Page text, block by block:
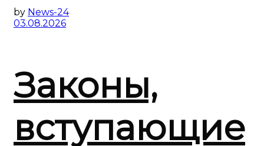
by News-24
03.08.2026
Законы,
вступающие